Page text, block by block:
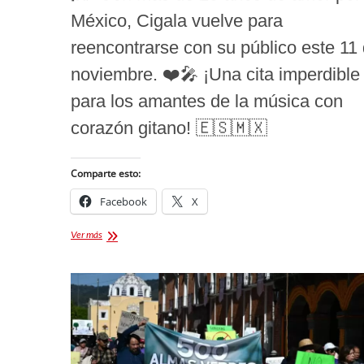
México, Cigala vuelve para
reencontrarse con su público este 11
noviembre. ❤️🎤 ¡Una cita imperdible
para los amantes de la música con
corazón gitano! 🇪🇸🇲🇽
Comparte esto:
Facebook X
Ver másDiego
Tlaxcala